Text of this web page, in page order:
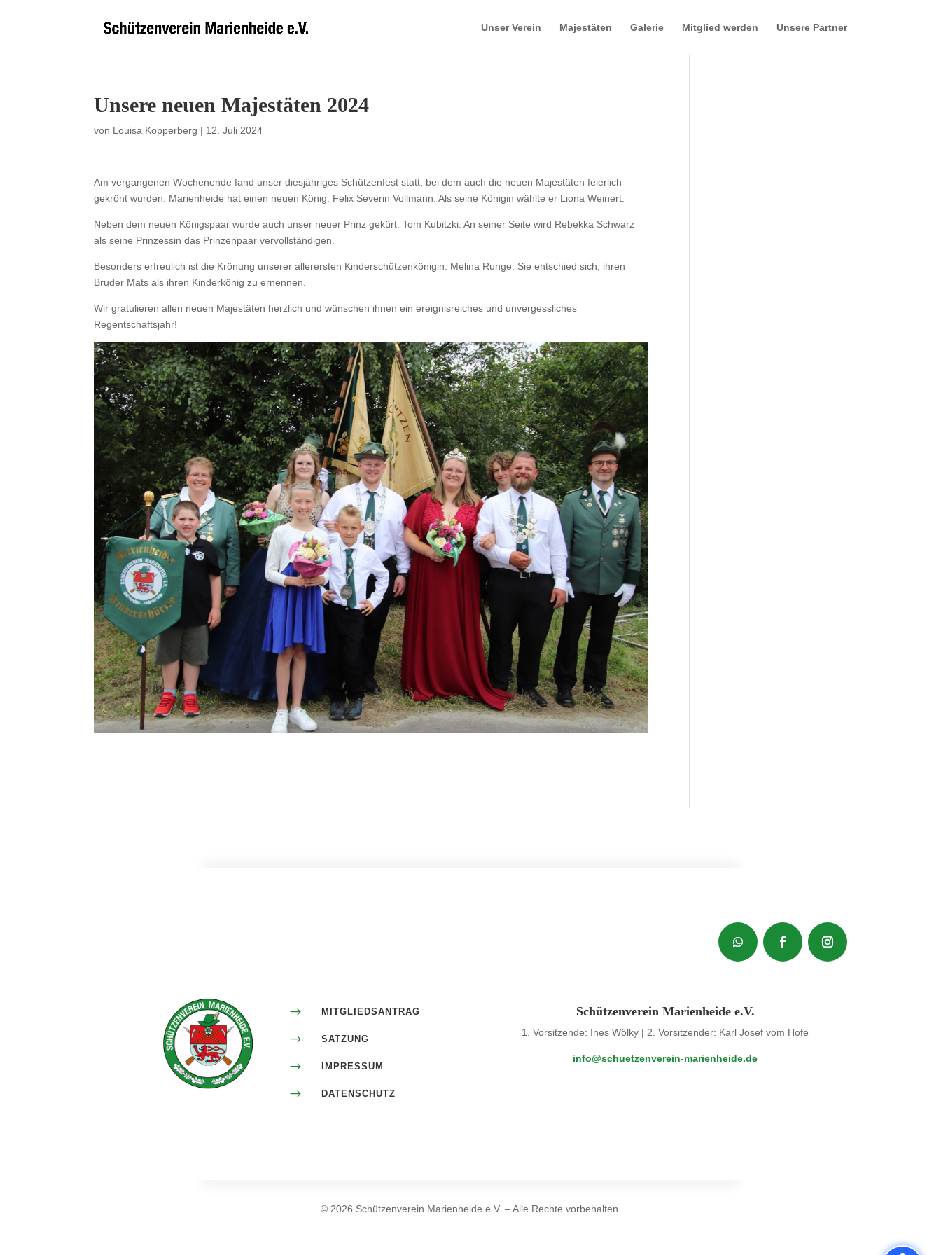
Unser Verein Majestäten Galerie Mitglied werden Unsere Partner
Unsere neuen Majestäten 2024
von Louisa Kopperberg | 12. Juli 2024
Am vergangenen Wochenende fand unser diesjähriges Schützenfest statt, bei dem auch die neuen Majestäten feierlich
gekrönt wurden. Marienheide hat einen neuen König: Felix Severin Vollmann. Als seine Königin wählte er Liona Weinert.
Neben dem neuen Königspaar wurde auch unser neuer Prinz gekürt: Tom Kubitzki. An seiner Seite wird Rebekka Schwarz
als seine Prinzessin das Prinzenpaar vervollständigen.
Besonders erfreulich ist die Krönung unserer allerersten Kinderschützenkönigin: Melina Runge. Sie entschied sich, ihren
Bruder Mats als ihren Kinderkönig zu ernennen.
Wir gratulieren allen neuen Majestäten herzlich und wünschen ihnen ein ereignisreiches und unvergessliches
Regentschaftsjahr!
$ MITGLIEDSANTRAG
$ SATZUNG
$ IMPRESSUM
$ DATENSCHUTZ
Schützenverein Marienheide e.V.
1. Vorsitzende: Ines Wölky | 2. Vorsitzender: Karl Josef vom Hofe
info@schuetzenverein-marienheide.de
© 2026 Schützenverein Marienheide e.V. – Alle Rechte vorbehalten.